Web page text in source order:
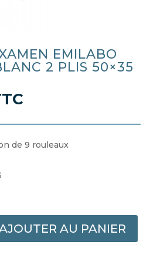
EMILABO
2 PLIS 50×35
de 9 rouleaux
AU PANIER